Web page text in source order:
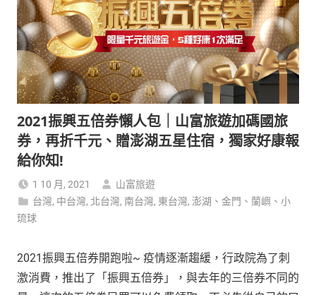
2021振興五倍券懶人包｜山富旅遊加碼國旅
券，再折千元、贈澎湖五星住宿，獨家好康報
給你知!
1 10 月, 2021
山富旅遊
台灣, 中台灣, 北台灣, 南台灣, 東台灣, 澎湖、金門、蘭嶼、小
琉球
2021振興五倍券開跑啦~ 疫情逐漸趨緩，行政院為了刺
激消費，推出了「振興五倍券」，與去年的三倍券不同的